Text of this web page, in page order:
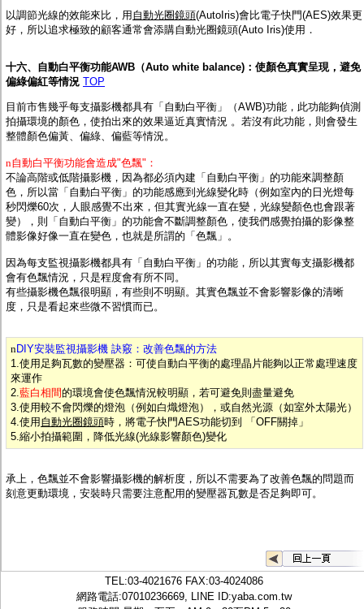
以調節光線的效能來比，用 自動光圈鏡頭(AutoIris)會比電子快門(AES)效果更
好，所以追求極致的顧客通常會添購自動光圈鏡頭(Auto Iris)使用．
十六、自動白平衡功能AWB（Auto white balance)：使顏色真實呈現，避免
偏綠偏紅等情況 TOP
目前市售幾乎每支攝影機都具有「自動白平衡」（AWB)功能，此功能夠偵測
拍攝環境的顏色，使拍出來的效果逼近真實情況 。若沒有此功能，則會發生
整體顏色偏黃、偏綠、偏藍等情況。
n自動白平衡功能會造成"色飄"：
不論高階或低階攝影機，因為都必須內建「自動白平衡」的功能來調整顏
色，所以當「自動白平衡」的功能感應到光線變化時（例如室內的日光燈每
秒閃爍60次，人眼感覺不出來，但其實光線一直在變，光線變顏色也會跟著
變），則「自動白平衡」的功能會不斷調整顏色，使我們感覺拍攝的影像整
體影像好像一直在變色，也就是所謂的「色飄」。
因為每支監視攝影機都具有「自動白平衡」的功能，所以其實每支攝影機都
會有色飄情況，只是程度會有所不同。
有些攝影機色飄很明顯，有些則不明顯。其實色飄並不會影響影像的清晰
度，只是看起來些微不習慣而已。
n DIY安裝監視攝影機 訣竅：改善色飄的方法
1.使用足夠瓦數的變壓器：可使自動白平衡的處理晶片能夠以正常處理速度
來運作
2. 藍白相間的環境會使色飄情況較明顯，若可避免則盡量避免
3.使用較不會閃爍的燈泡（例如白熾燈泡），或自然光源（如室外太陽光）
4.使用 自動光圈鏡頭時，將電子快門AES功能切到 「OFF關掉」
5.縮小拍攝範圍，降低光線(光線影響顏色)變化
承上，色飄並不會影響攝影機的解析度，所以不需要為了改善色飄的問題而
刻意更動環境，安裝時只需要注意配用的變壓器瓦數是否足夠即可。
TEL:03-4021676 FAX:03-4024086
網路電話:07010236669, LINE ID:yaba.com.tw